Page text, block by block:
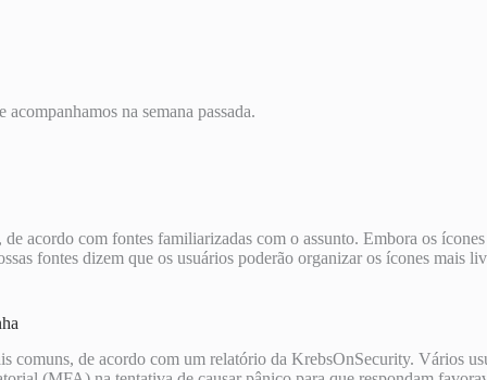
na semana passada.
acordo com fontes familiarizadas com o assunto. Embora os
fontes dizem que os usuários poderão organizar os ícones mais
comuns, de acordo com um relatório da KrebsOnSecurity. Vários